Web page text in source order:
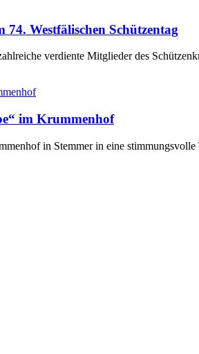
74. Westfälischen Schützentag
verdiente Mitglieder des
im Krummenhof
in Stemmer in eine